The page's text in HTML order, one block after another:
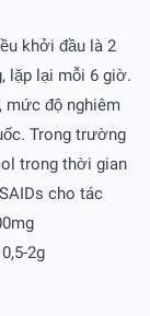
khởi đầu là 2
lặp lại mỗi 6 giờ.
mức độ nghiêm
Trong trường
trong thời gian
cho tác
2g